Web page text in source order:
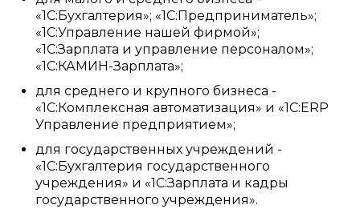
«1С:Бухгалтерия»; «1С:Предприниматель»;
«1С:Управление нашей фирмой»;
«1С:Зарплата и управление персоналом»;
«1С:КАМИН-Зарплата»;
для среднего и крупного бизнеса -
«1С:Комплексная автоматизация» и «1С:ERP
Управление предприятием»;
для государственных учреждений -
«1С:Бухгалтерия государственного
учреждения» и «1С:Зарплата и кадры
государственного учреждения».